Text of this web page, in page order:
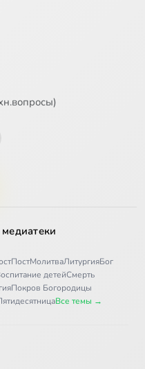
ПостМолитваЛитургияБог
детейСмерть
Покров Богородицы
Все темы →